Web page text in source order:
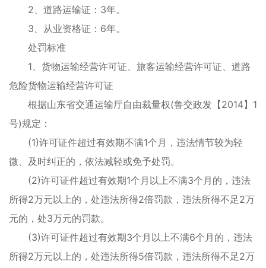
2、道路运输证：3年。
3、从业资格证：6年。
处罚标准
1、货物运输经营许可证、旅客运输经营许可证、道路
危险货物运输经营许可证
根据山东省交通运输厅自由裁量权(鲁交政发【2014】1
号)规定：
(1)许可证件超过有效期不满1个月，违法情节较为轻
微、及时纠正的，依法减轻或免予处罚。
(2)许可证件超过有效期1个月以上不满3个月的，违法
所得2万元以上的，处违法所得2倍罚款，违法所得不足2万
元的，处3万元的罚款。
(3)许可证件超过有效期3个月以上不满6个月的，违法
所得2万元以上的，处违法所得5倍罚款，违法所得不足2万